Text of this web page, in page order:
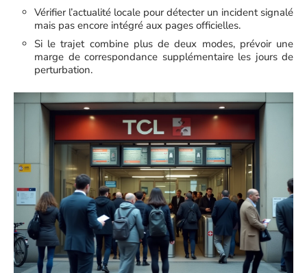
Vérifier l’actualité locale pour détecter un incident signalé
mais pas encore intégré aux pages officielles.
Si le trajet combine plus de deux modes, prévoir une
marge de correspondance supplémentaire les jours de
perturbation.